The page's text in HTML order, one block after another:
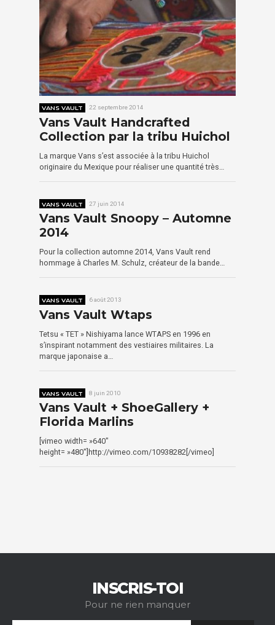
VANS VAULT 22 septembre 2014
Vans Vault Handcrafted
Collection par la tribu Huichol
La marque Vans s’est associée à la tribu Huichol
originaire du Mexique pour réaliser une quantité très…
VANS VAULT 27 juin 2014
Vans Vault Snoopy – Automne
2014
Pour la collection automne 2014, Vans Vault rend
hommage à Charles M. Schulz, créateur de la bande…
VANS VAULT 6 août 2013
Vans Vault Wtaps
Tetsu « TET » Nishiyama lance WTAPS en 1996 en
s’inspirant notamment des vestiaires militaires. La
marque japonaise a…
VANS VAULT 8 juin 2010
Vans Vault + ShoeGallery +
Florida Marlins
[vimeo width= »640″
height= »480″]http://vimeo.com/10938282[/vimeo]
INSCRIS-TOI
Pour ne rien manquer